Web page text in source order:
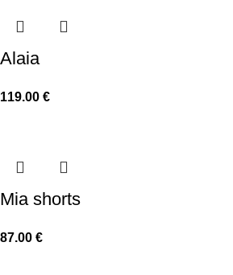
Alaia
119.00 €
Mia shorts
87.00 €